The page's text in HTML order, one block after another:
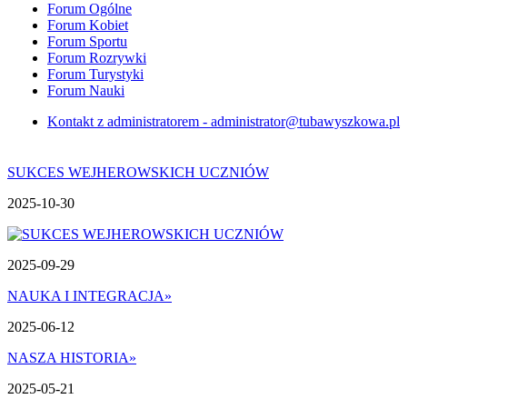
Forum Ogólne
Forum Kobiet
Forum Sportu
Forum Rozrywki
Forum Turystyki
Forum Nauki
Kontakt z administratorem - administrator@tubawyszkowa.pl
SUKCES WEJHEROWSKICH UCZNIÓW
2025-10-30
2025-09-29
NAUKA I INTEGRACJA»
2025-06-12
NASZA HISTORIA»
2025-05-21